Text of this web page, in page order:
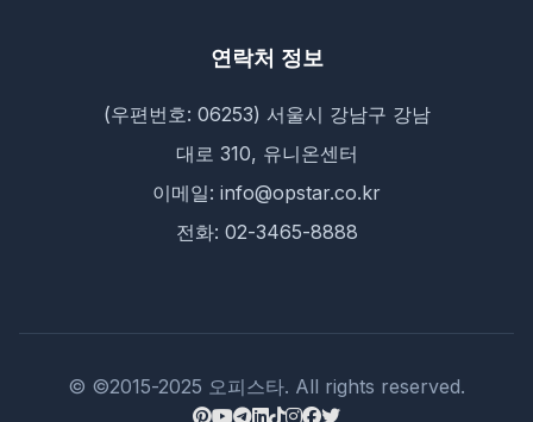
연락처 정보
(우편번호: 06253) 서울시 강남구 강남
대로 310, 유니온센터
이메일: info@opstar.co.kr
전화: 02-3465-8888
© ©2015-2025 오피스타. All rights reserved.